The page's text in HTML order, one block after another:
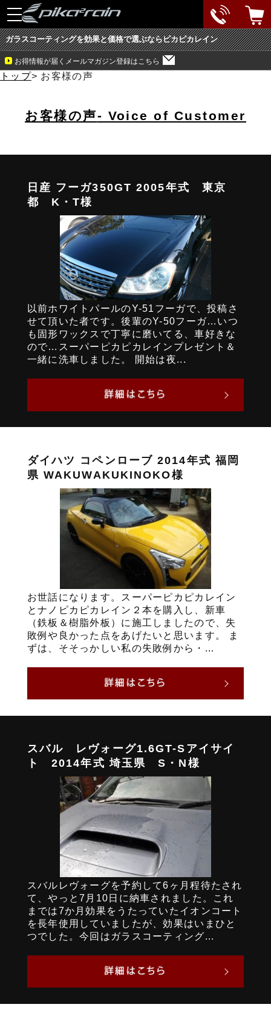
toggle
navigation
ガラスコーティングを効果と価格で選ぶならピカピカレイン
お得情報が届くメールマガジン登録はこちら
トップ> お客様の声
お客様の声- Voice of Customer
日産 フーガ350GT 2005年式 東京
都 K・T様
以前ホワイトパールのY-51フーガで、投稿さ
せて頂いた者です。後輩のY-50フーガ…いつ
も固形ワックスで丁寧に磨いてる、車好きな
ので…スーパーピカピカレインプレゼント＆
一緒に洗車しました。 開始は夜...
ダイハツ コペンローブ 2014年式 福岡
県 WAKUWAKUKINOKO様
お世話になります。スーパーピカピカレイン
とナノピカピカレイン２本を購入し、新車
（鉄板＆樹脂外板）に施工しましたので、失
敗例や良かった点をあげたいと思います。 ま
ずは、そそっかしい私の失敗例から・...
スバル レヴォーグ1.6GT-Sアイサイ
ト 2014年式 埼玉県 S・N様
スバルレヴォーグを予約して6ヶ月程待たされ
て、やっと7月10日に納車されました。これ
までは7か月効果をうたっていたイオンコート
を長年使用していましたが、効果はいまひと
つでした。今回はガラスコーティング...